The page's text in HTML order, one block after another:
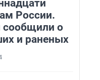
России.
сообщили о
и раненых